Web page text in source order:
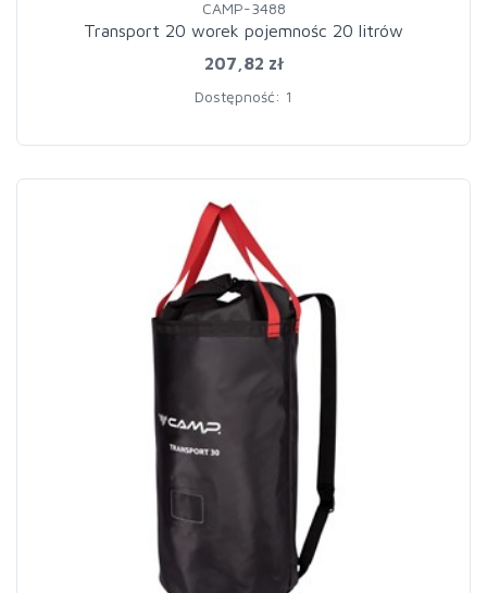
CAMP-3488
Transport 20 worek pojemnośc 20 litrów
207,82 zł
Dostępność: 1